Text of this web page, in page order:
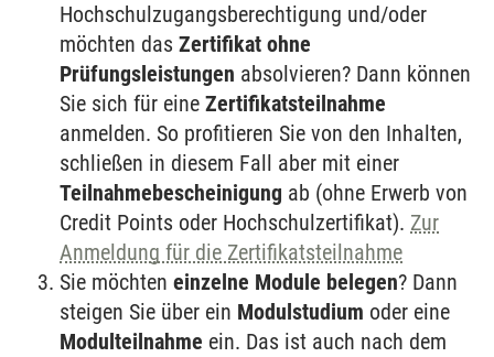
Hochschulzugangsberechtigung und/oder
möchten das Zertifikat ohne
Prüfungsleistungen absolvieren? Dann können
Sie sich für eine Zertifikatsteilnahme
anmelden. So profitieren Sie von den Inhalten,
schließen in diesem Fall aber mit einer
Teilnahmebescheinigung ab (ohne Erwerb von
Credit Points oder Hochschulzertifikat). Zur
Anmeldung für die Zertifikatsteilnahme
Sie möchten einzelne Module belegen? Dann
steigen Sie über ein Modulstudium oder eine
Modulteilnahme ein. Das ist auch nach dem